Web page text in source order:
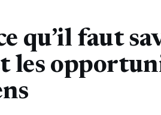
qu’il faut
les